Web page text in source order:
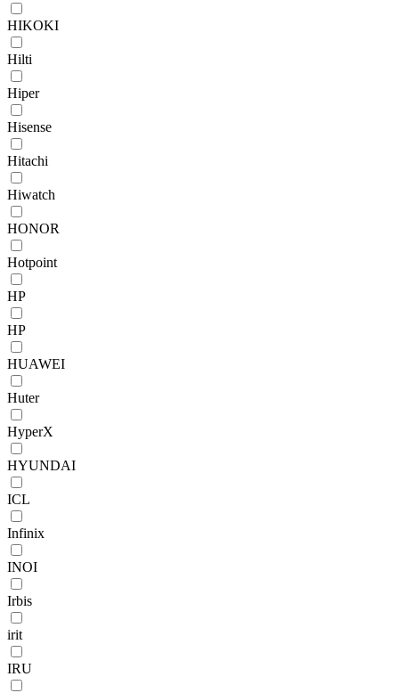
HIKOKI
Hilti
Hiper
Hisense
Hitachi
Hiwatch
HONOR
Hotpoint
HP
HP
HUAWEI
Huter
HyperX
HYUNDAI
ICL
Infinix
INOI
Irbis
irit
IRU